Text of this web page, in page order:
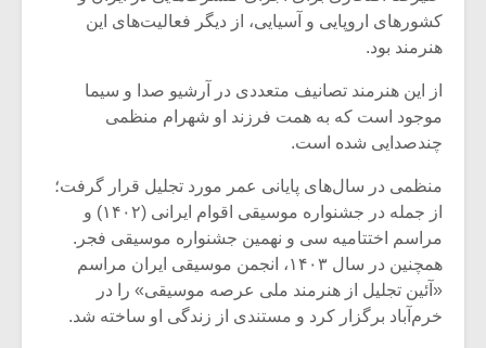
کشورهای اروپایی و آسیایی، از دیگر فعالیت‌های این
هنرمند بود.
از این هنرمند تصانیف متعددی در آرشیو صدا و سیما
موجود است که به همت فرزند او شهرام منظمی
چندصدایی شده است.
منظمی در سال‌های پایانی عمر مورد تجلیل قرار گرفت؛
از جمله در جشنواره موسیقی اقوام ایرانی (۱۴۰۲) و
مراسم اختتامیه سی و نهمین جشنواره موسیقی فجر.
همچنین در سال ۱۴۰۳، انجمن موسیقی ایران مراسم
«آئین تجلیل از هنرمند ملی عرصه موسیقی» را در
خرم‌آباد برگزار کرد و مستندی از زندگی او ساخته شد.
شیش و نیم»
مشهورترین باشی،
بدنام ترین باش